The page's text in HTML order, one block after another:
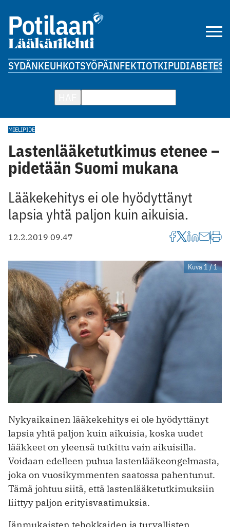
SYDÄNKEUHKOTSYÖPÄINFEKTIOTKIPUDIABETES
MIELIPIDE
Lastenlääketutkimus etenee –
pidetään Suomi mukana
Lääkekehitys ei ole hyödyttänyt
lapsia yhtä paljon kuin aikuisia.
12.2.2019 09.47
Kuva 1 / 1
Nykyaikainen lääkekehitys ei ole hyödyttänyt
lapsia yhtä paljon kuin aikuisia, koska uudet
lääkkeet on yleensä tutkittu vain aikuisilla.
Voidaan edelleen puhua lastenlääkeongelmasta,
joka on vuosikymmenten saatossa pahentunut.
Tämä johtuu siitä, että lastenlääketutkimuksiin
liittyy paljon erityisvaatimuksia.